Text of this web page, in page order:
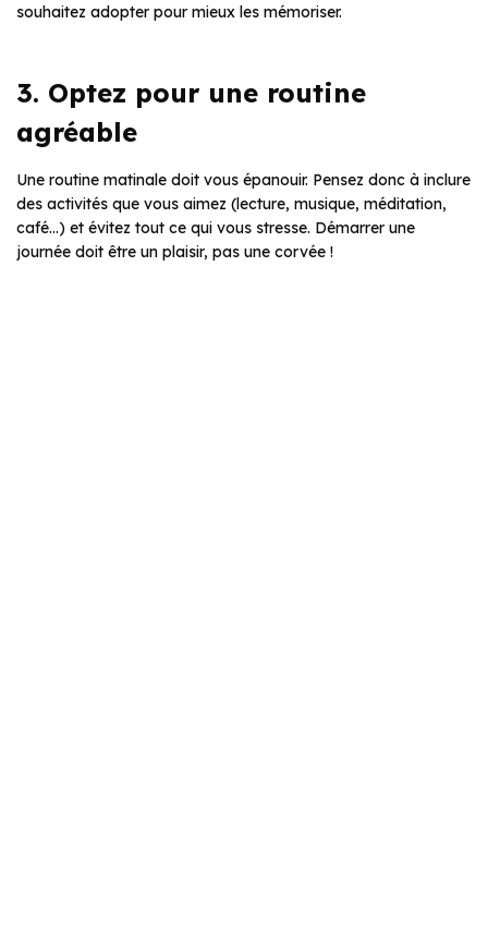
souhaitez adopter pour mieux les mémoriser.
3. Optez pour une routine
agréable
Une routine matinale doit vous épanouir. Pensez donc à inclure
des activités que vous aimez (lecture, musique, méditation,
café…) et évitez tout ce qui vous stresse. Démarrer une
journée doit être un plaisir, pas une corvée !